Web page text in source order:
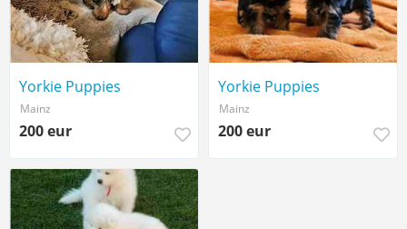
Yorkie Puppies
Mainz
200 eur
Yorkie Puppies
Mainz
200 eur